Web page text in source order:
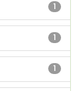
1
1
1